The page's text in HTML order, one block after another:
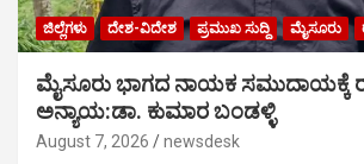
ಜಿಲ್ಲೆಗಳು ದೇಶ-ವಿದೇಶ ಪ್ರಮುಖ ಸುದ್ದಿ ಮೈಸೂರು
ಮೈಸೂರು ಭಾಗದ ನಾಯಕ ಸಮುದಾಯಕ್ಕೆ
ಅನ್ಯಾಯ:ಡಾ. ಕುಮಾರ ಬಂಡಳ್ಳಿ
August 7, 2026 newsdesk